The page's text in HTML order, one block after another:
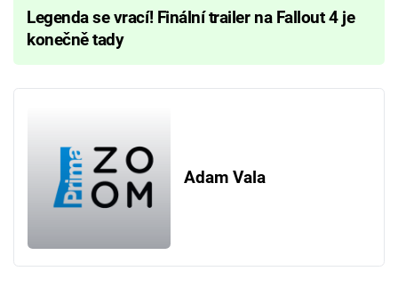
Legenda se vrací! Finální trailer na Fallout 4 je
konečně tady
Adam Vala